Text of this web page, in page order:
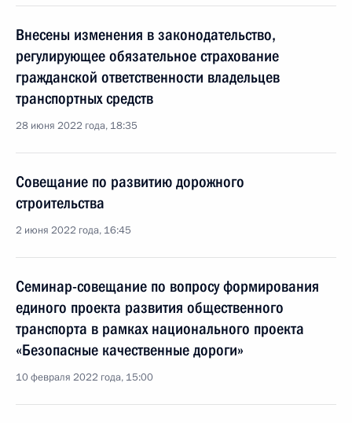
Внесены изменения в законодательство,
регулирующее обязательное страхование
гражданской ответственности владельцев
транспортных средств
28 июня 2022 года, 18:35
Совещание по развитию дорожного
строительства
2 июня 2022 года, 16:45
Семинар-совещание по вопросу формирования
единого проекта развития общественного
транспорта в рамках национального проекта
«Безопасные качественные дороги»
10 февраля 2022 года, 15:00